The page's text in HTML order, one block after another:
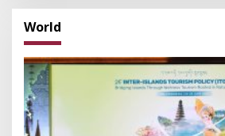
World